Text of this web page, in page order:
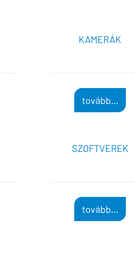
KAMERÁK
tovább...
SZOFTVEREK
tovább...